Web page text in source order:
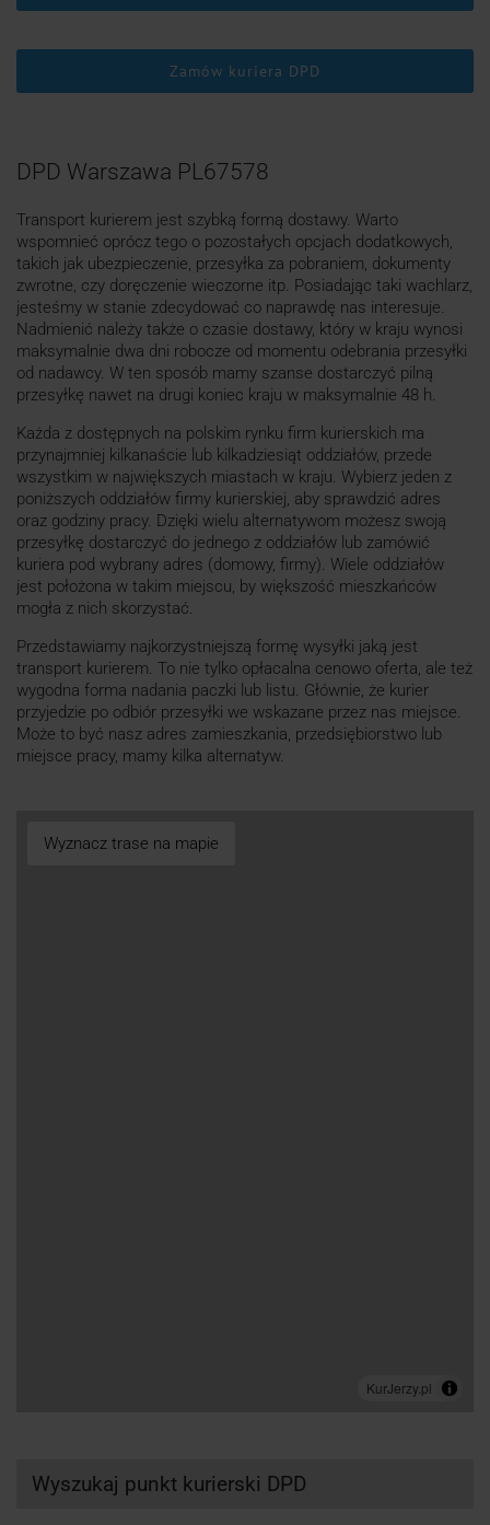
Zamów kuriera DPD
DPD Warszawa PL67578
Transport kurierem jest szybką formą dostawy. Warto
wspomnieć oprócz tego o pozostałych opcjach dodatkowych,
takich jak ubezpieczenie, przesyłka za pobraniem, dokumenty
zwrotne, czy doręczenie wieczorne itp. Posiadając taki wachlarz,
jesteśmy w stanie zdecydować co naprawdę nas interesuje.
Nadmienić należy także o czasie dostawy, który w kraju wynosi
maksymalnie dwa dni robocze od momentu odebrania przesyłki
od nadawcy. W ten sposób mamy szanse dostarczyć pilną
przesyłkę nawet na drugi koniec kraju w maksymalnie 48 h.
Każda z dostępnych na polskim rynku firm kurierskich ma
przynajmniej kilkanaście lub kilkadziesiąt oddziałów, przede
wszystkim w największych miastach w kraju. Wybierz jeden z
poniższych oddziałów firmy kurierskiej, aby sprawdzić adres
oraz godziny pracy. Dzięki wielu alternatywom możesz swoją
przesyłkę dostarczyć do jednego z oddziałów lub zamówić
kuriera pod wybrany adres (domowy, firmy). Wiele oddziałów
jest położona w takim miejscu, by większość mieszkańców
mogła z nich skorzystać.
Przedstawiamy najkorzystniejszą formę wysyłki jaką jest
transport kurierem. To nie tylko opłacalna cenowo oferta, ale też
wygodna forma nadania paczki lub listu. Głównie, że kurier
przyjedzie po odbiór przesyłki we wskazane przez nas miejsce.
Może to być nasz adres zamieszkania, przedsiębiorstwo lub
miejsce pracy, mamy kilka alternatyw.
Wyznacz trase na mapie
Wyszukaj punkt kurierski DPD